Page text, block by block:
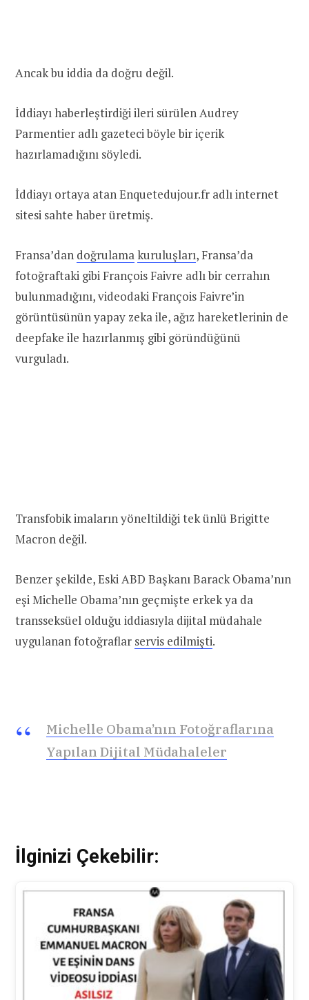
Ancak bu iddia da doğru değil.
İddiayı haberleştirdiği ileri sürülen Audrey
Parmentier adlı gazeteci böyle bir içerik
hazırlamadığını söyledi.
İddiayı ortaya atan Enquetedujour.fr adlı internet
sitesi sahte haber üretmiş.
Fransa’dan doğrulamakuruluşları, Fransa’da
fotoğraftaki gibi François Faivre adlı bir cerrahın
bulunmadığını, videodaki François Faivre’in
görüntüsünün yapay zeka ile, ağız hareketlerinin de
deepfake ile hazırlanmış gibi göründüğünü
vurguladı.
Transfobik imaların yöneltildiği tek ünlü Brigitte
Macron değil.
Benzer şekilde, Eski ABD Başkanı Barack Obama’nın
eşi Michelle Obama’nın geçmişte erkek ya da
transseksüel olduğu iddiasıyla dijital müdahale
uygulanan fotoğraflar servis edilmişti.
Michelle Obama’nın Fotoğraflarına
Yapılan Dijital Müdahaleler
İlginizi Çekebilir: